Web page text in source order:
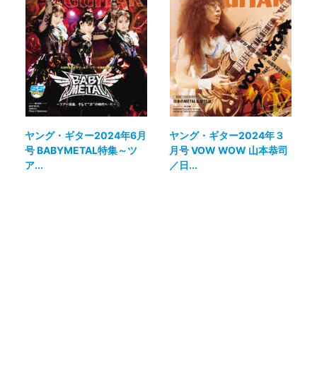
ヤング・ギター2024年6月
号 BABYMETAL特集～ツ
ア...
ヤング・ギター2024年３
月号 VOW WOW 山本恭司
／日...